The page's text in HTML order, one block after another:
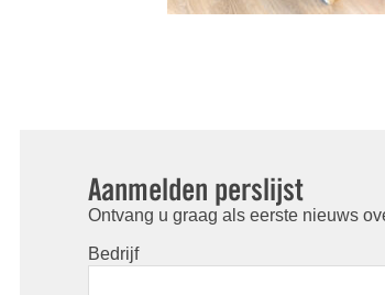
Aanmelden perslijst
Ontvang u graag als eerste nieuws
Bedrijf